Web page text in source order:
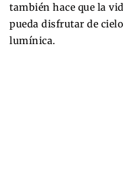
también hace que la
pueda disfrutar de
lumínica.